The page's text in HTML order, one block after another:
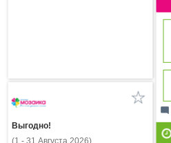
mode_comment
Выгодно!
(1 - 31 Августа 2026)